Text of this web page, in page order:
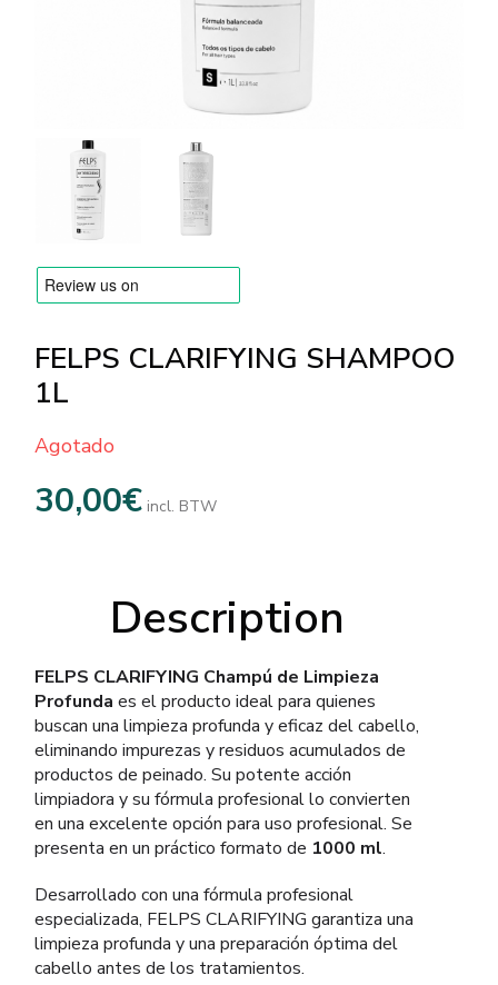
Preguntas frecuentes
Contacto
FELPS CLARIFYING SHAMPOO
1L
Agotado
30,00€ incl. BTW
Description
FELPS CLARIFYING Champú de Limpieza
Profunda es el producto ideal para quienes
buscan una limpieza profunda y eficaz del cabello,
eliminando impurezas y residuos acumulados de
productos de peinado. Su potente acción
limpiadora y su fórmula profesional lo convierten
en una excelente opción para uso profesional. Se
presenta en un práctico formato de 1000 ml.
Desarrollado con una fórmula profesional
especializada, FELPS CLARIFYING garantiza una
limpieza profunda y una preparación óptima del
cabello antes de los tratamientos.